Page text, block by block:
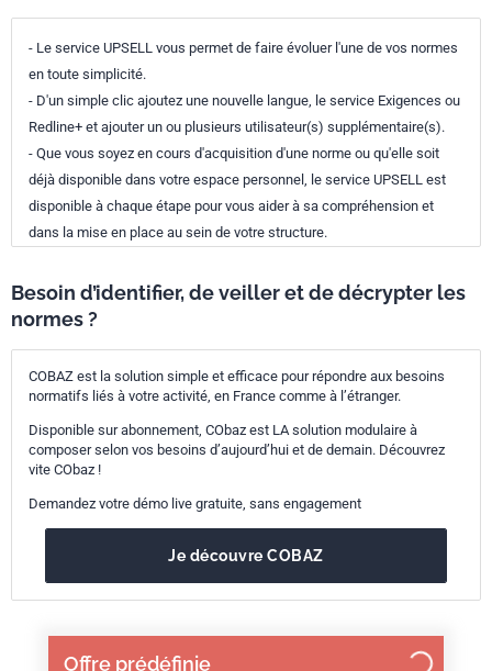
Offre prédéfinie
- Le service UPSELL vous permet de faire évoluer l'une de vos normes
en toute simplicité.
- D'un simple clic ajoutez une nouvelle langue, le service Exigences ou
Redline+ et ajouter un ou plusieurs utilisateur(s) supplémentaire(s).
- Que vous soyez en cours d'acquisition d'une norme ou qu'elle soit
déjà disponible dans votre espace personnel, le service UPSELL est
disponible à chaque étape pour vous aider à sa compréhension et
dans la mise en place au sein de votre structure.
Besoin d’identifier, de veiller et de décrypter les
normes ?
COBAZ est la solution simple et efficace pour répondre aux besoins
normatifs liés à votre activité, en France comme à l’étranger.
Disponible sur abonnement, CObaz est LA solution modulaire à
composer selon vos besoins d’aujourd’hui et de demain. Découvrez
vite CObaz !
Demandez votre démo live gratuite, sans engagement
Je découvre COBAZ